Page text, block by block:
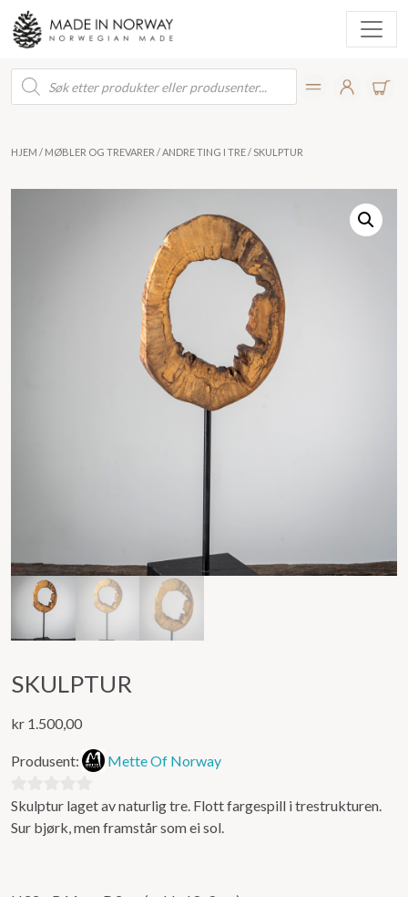
Products
search
HJEM / MØBLER OG TREVARER /ANDRE TING I TRE/ SKULPTUR
SKULPTUR
kr 1.500,00
Produsent: Mette Of Norway
0
ut
Skulptur laget av naturlig tre. Flott fargespill i trestrukturen.
Sur bjørk, men framstår som ei sol.